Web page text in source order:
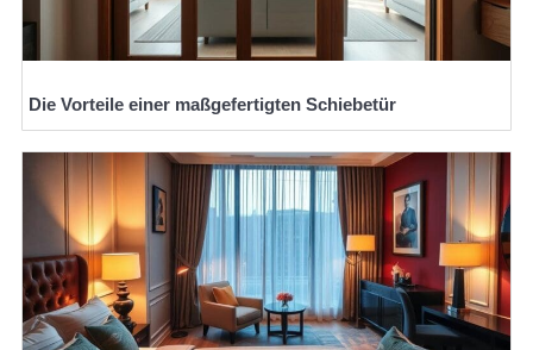
Die Vorteile einer maßgefertigten Schiebetür